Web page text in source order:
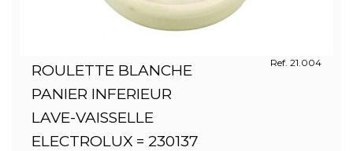
ROULETTE BLANCHE
PANIER INFERIEUR
LAVE-VAISSELLE
ELECTROLUX = 230137
Ref. 21.004